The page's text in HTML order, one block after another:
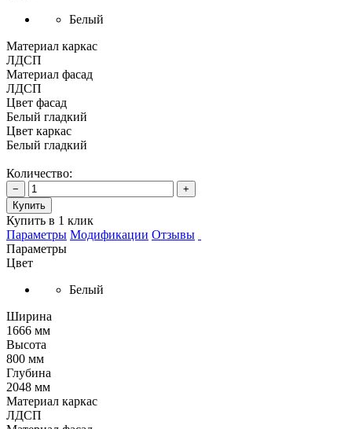
Белый
Материал каркас
ЛДСП
Материал фасад
ЛДСП
Цвет фасад
Белый гладкий
Цвет каркас
Белый гладкий
Количество:
−
+
Купить
Купить в 1 клик
Параметры Модификации Отзывы
Параметры
Цвет
Белый
Ширина
1666 мм
Высота
800 мм
Глубина
2048 мм
Материал каркас
ЛДСП